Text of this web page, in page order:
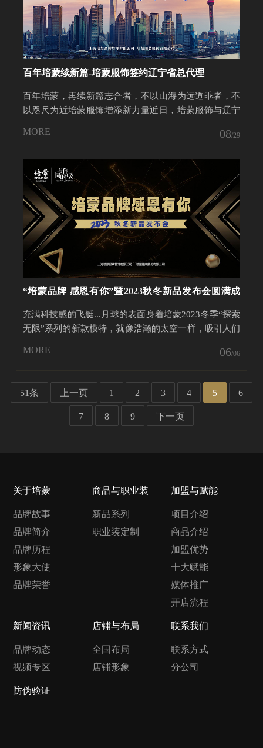
百年培蒙续新篇-培蒙服饰签约辽宁省总代理
百年培蒙，再续新篇志合者，不以山海为远道乖者，不
以咫尺为近培蒙服饰增添新力量近日，培蒙服饰与辽宁
MORE 08/29
“培蒙品牌 感恩有你”暨2023秋冬新品发布会圆满成
充满科技感的飞艇...月球的表面身着培蒙2023冬季“探索
无限”系列的新款模特，就像浩瀚的太空一样，吸引人们
MORE 06/06
51条 上一页 1 2 3 4 5 6
7 8 9 下一页
关于培蒙
品牌故事
品牌简介
品牌历程
形象大使
品牌荣誉
商品与职业装
新品系列
职业装定制
加盟与赋能
项目介绍
商品介绍
加盟优势
十大赋能
媒体推广
开店流程
新闻资讯
品牌动态
视频专区
店铺与布局
全国布局
店铺形象
联系我们
联系方式
分公司
防伪验证